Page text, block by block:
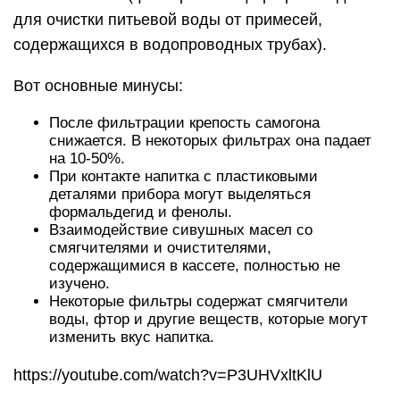
для очистки питьевой воды от примесей,
содержащихся в водопроводных трубах).
Вот основные минусы:
После фильтрации крепость самогона
снижается. В некоторых фильтрах она падает
на 10-50%.
При контакте напитка с пластиковыми
деталями прибора могут выделяться
формальдегид и фенолы.
Взаимодействие сивушных масел со
смягчителями и очистителями,
содержащимися в кассете, полностью не
изучено.
Некоторые фильтры содержат смягчители
воды, фтор и другие веществ, которые могут
изменить вкус напитка.
https://youtube.com/watch?v=P3UHVxltKlU